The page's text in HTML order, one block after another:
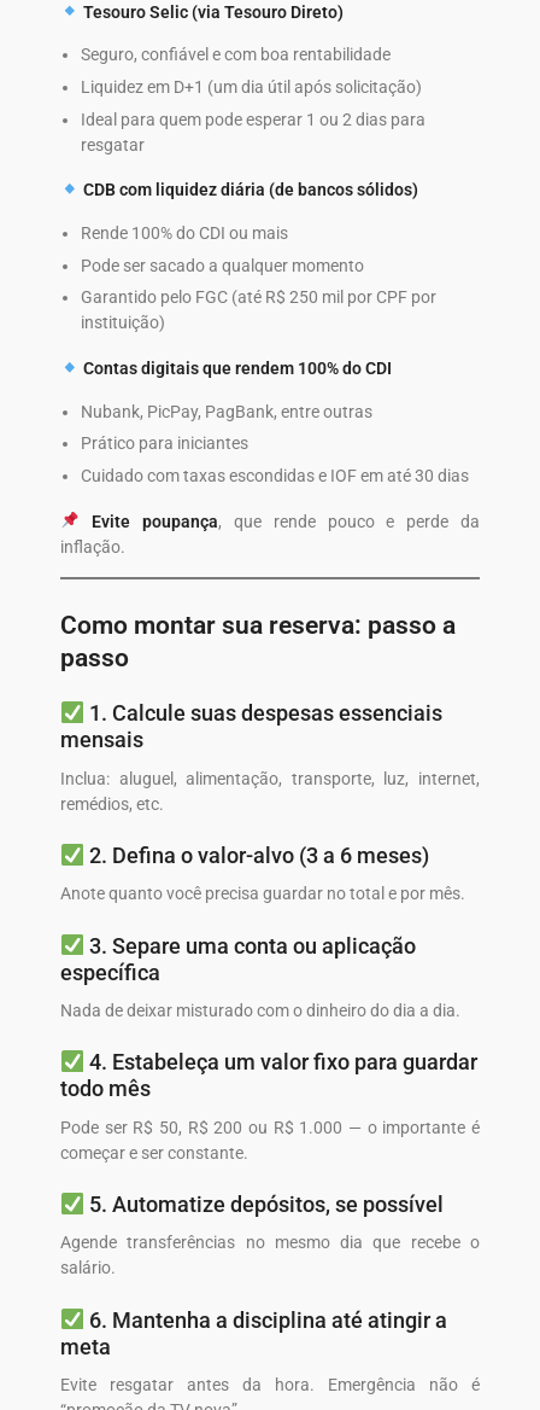
Tesouro Selic (via Tesouro Direto)
Seguro, confiável e com boa rentabilidade
Liquidez em D+1 (um dia útil após solicitação)
Ideal para quem pode esperar 1 ou 2 dias para
resgatar
CDB com liquidez diária (de bancos sólidos)
Rende 100% do CDI ou mais
Pode ser sacado a qualquer momento
Garantido pelo FGC (até R$ 250 mil por CPF por
instituição)
Contas digitais que rendem 100% do CDI
Nubank, PicPay, PagBank, entre outras
Prático para iniciantes
Cuidado com taxas escondidas e IOF em até 30 dias
Evite poupança, que rende pouco e perde da
inflação.
Como montar sua reserva: passo a
passo
1. Calcule suas despesas essenciais
mensais
Inclua: aluguel, alimentação, transporte, luz, internet,
remédios, etc.
2. Defina o valor-alvo (3 a 6 meses)
Anote quanto você precisa guardar no total e por mês.
3. Separe uma conta ou aplicação
específica
Nada de deixar misturado com o dinheiro do dia a dia.
4. Estabeleça um valor fixo para guardar
todo mês
Pode ser R$ 50, R$ 200 ou R$ 1.000 — o importante é
começar e ser constante.
5. Automatize depósitos, se possível
Agende transferências no mesmo dia que recebe o
salário.
6. Mantenha a disciplina até atingir a
meta
Evite resgatar antes da hora. Emergência não é